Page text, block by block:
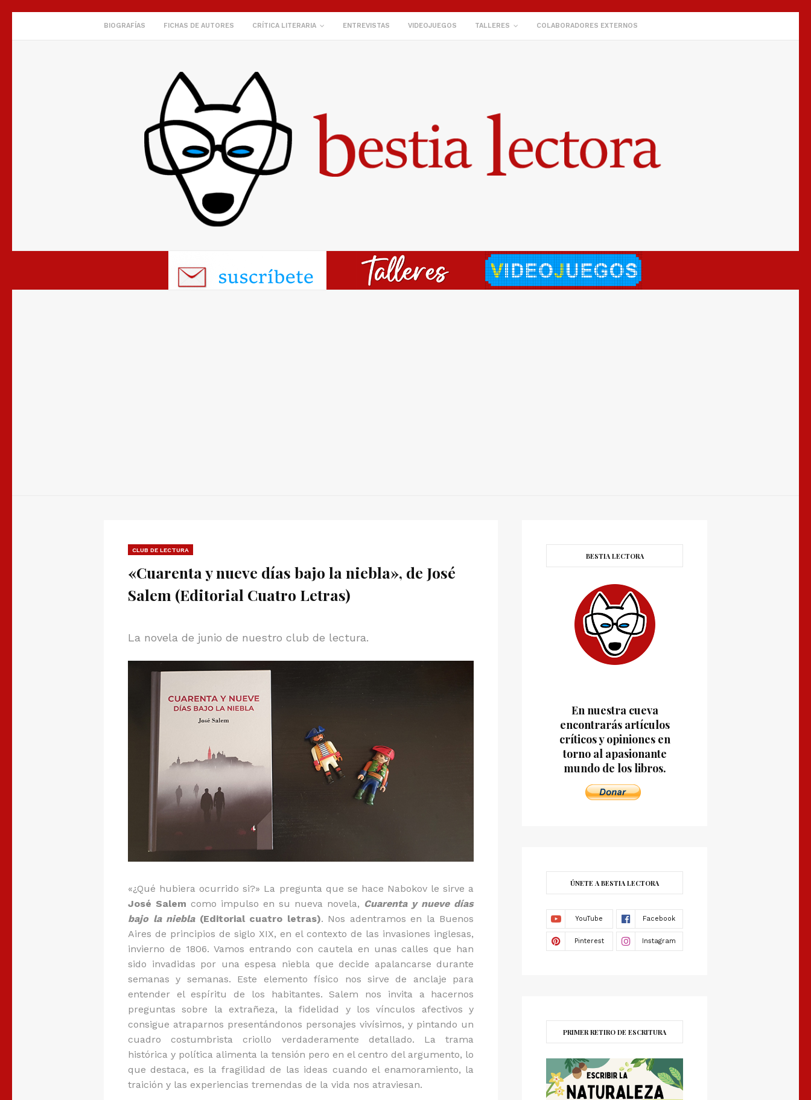
BIOGRAFÍAS FICHAS DE AUTORES CRÍTICA LITERARIA ENTREVISTAS VIDEOJUEGOS TALLERES COLABORADORES EXTERNOS
CLUB DE LECTURA
«Cuarenta y nueve días bajo la niebla», de José
Salem (Editorial Cuatro Letras)
La novela de junio de nuestro club de lectura.
«¿Qué hubiera ocurrido si?» La pregunta que se hace Nabokov le sirve a
José Salem como impulso en su nueva novela, Cuarenta y nueve días
bajo la niebla(Editorial cuatro letras). Nos adentramos en la Buenos
Aires de principios de siglo XIX, en el contexto de las invasiones inglesas,
invierno de 1806. Vamos entrando con cautela en unas calles que han
sido invadidas por una espesa niebla que decide apalancarse durante
semanas y semanas. Este elemento físico nos sirve de anclaje para
entender el espíritu de los habitantes. Salem nos invita a hacernos
preguntas sobre la extrañeza, la fidelidad y los vínculos afectivos y
consigue atraparnos presentándonos personajes vivísimos, y pintando un
cuadro costumbrista criollo verdaderamente detallado. La trama
histórica y política alimenta la tensión pero en el centro del argumento, lo
que destaca, es la fragilidad de las ideas cuando el enamoramiento, la
traición y las experiencias tremendas de la vida nos atraviesan.
BESTIA LECTORA
En nuestra cueva
encontrarás artículos
críticos y opiniones en
torno al apasionante
mundo de los libros.
ÚNETE A BESTIA LECTORA
PRIMER RETIRO DE ESCRITURA